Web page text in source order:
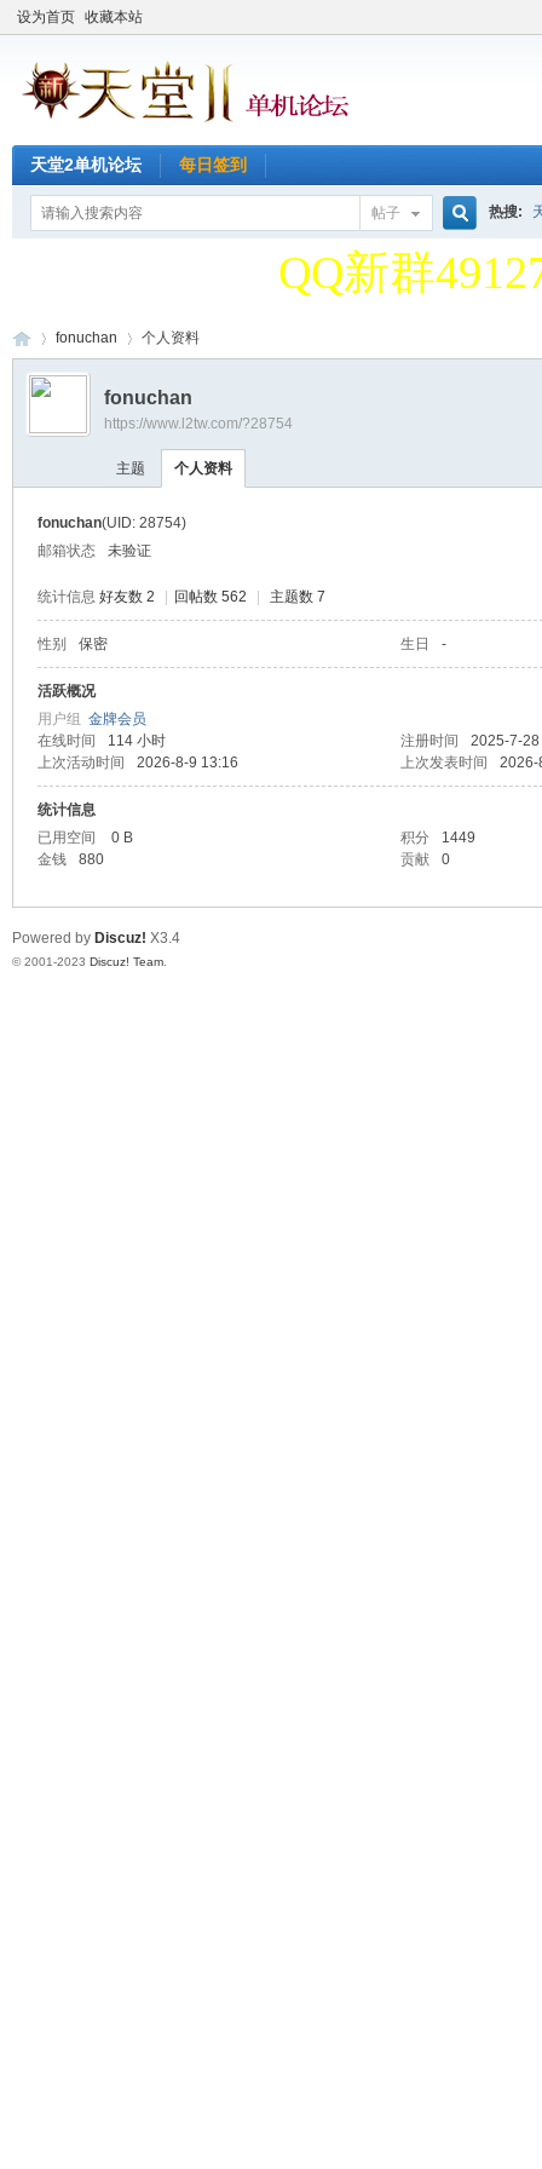
设为首页 收藏本站
天堂2单机论坛 每日签到
帖子 热搜:
天堂2单机
QQ新群
天堂2单机
QQ新群
›
fonuchan 个人资料
fonuchan
https://www.l2tw.com/?28754
主题 个人资料
fonuchan(UID: 28754)
邮箱状态
未验证
统计信息 好友数 2 回帖数 562 主题数 7
性别 保密 生日 -
活跃概况
用户组 金牌会员
在线时间
114 小时 注册时间
2025-7-
上次活动时间
2026-8-9 13:16 上次发表时间 2026-
统计信息
已用空间
0 B 积分
1449
金钱
880 贡献 0
Powered by Discuz! X3.4
© 2001-2023 Discuz! Team